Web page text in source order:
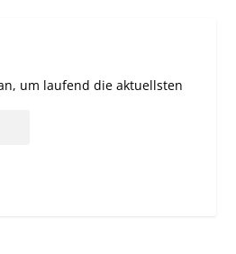
um laufend die aktuellsten